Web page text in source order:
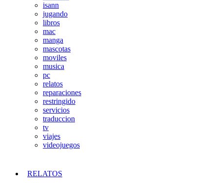
isann
jugando
libros
mac
manga
mascotas
moviles
musica
pc
relatos
reparaciones
restringido
servicios
traduccion
tv
viajes
videojuegos
RELATOS